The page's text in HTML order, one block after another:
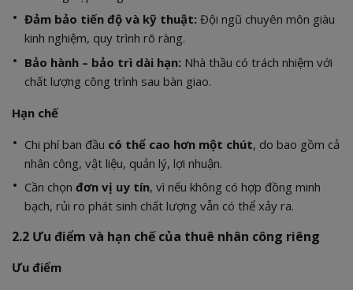
Đảm bảo tiến độ và kỹ thuật: Đội ngũ chuyên môn giàu
kinh nghiệm, quy trình rõ ràng.
Bảo hành – bảo trì dài hạn: Nhà thầu có trách nhiệm với
chất lượng công trình sau bàn giao.
Hạn chế
Chi phí ban đầu có thể cao hơn một chút, do bao gồm cả
nhân công, vật liệu, quản lý, lợi nhuận.
Cần chọn đơn vị uy tín, vì nếu không có hợp đồng minh
bạch, rủi ro phát sinh chất lượng vẫn có thể xảy ra.
2.2 Ưu điểm và hạn chế của thuê nhân công riêng
Ưu điểm